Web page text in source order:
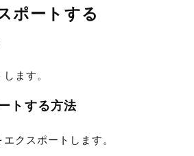
ポートする
ます。
トする方法
クスポートします。